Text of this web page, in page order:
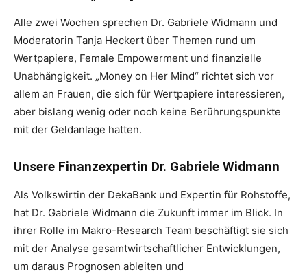
Alle zwei Wochen sprechen Dr. Gabriele Widmann und
Moderatorin Tanja Heckert über Themen rund um
Wertpapiere, Female Empowerment und finanzielle
Unabhängigkeit. „Money on Her Mind“ richtet sich vor
allem an Frauen, die sich für Wertpapiere interessieren,
aber bislang wenig oder noch keine Berührungspunkte
mit der Geldanlage hatten.
Unsere Finanzexpertin Dr. Gabriele Widmann
Als Volkswirtin der DekaBank und Expertin für Rohstoffe,
hat Dr. Gabriele Widmann die Zukunft immer im Blick. In
ihrer Rolle im Makro-Research Team beschäftigt sie sich
mit der Analyse gesamtwirtschaftlicher Entwicklungen,
um daraus Prognosen ableiten und